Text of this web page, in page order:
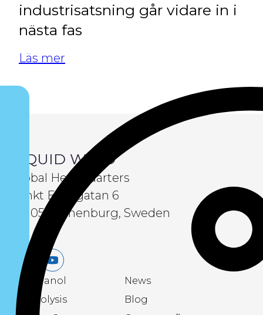
industrisatsning går vidare in i
nästa fas
Läs mer
LIQUID WIND
Global Headquarters
Sankt Eriksgatan 6
411 05 Gothenburg, Sweden
LinkedInYoutube
eMethanol
Electrolysis
News
Blog